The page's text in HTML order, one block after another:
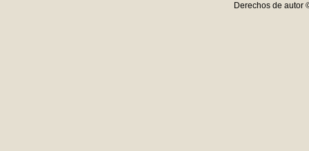
Derechos de autor